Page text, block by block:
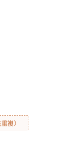
複）